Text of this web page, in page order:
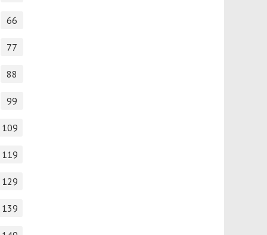
66
77
88
99
109
119
129
139